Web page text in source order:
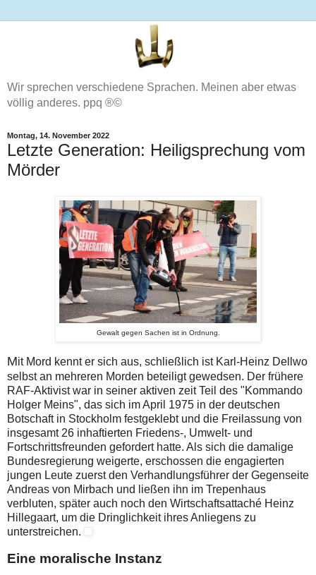
Wir sprechen verschiedene Sprachen. Meinen aber etwas
völlig anderes. ppq ®©
Montag, 14. November 2022
Letzte Generation: Heiligsprechung vom
Mörder
Gewalt gegen Sachen ist in Ordnung.
Mit Mord kennt er sich aus, schließlich ist Karl-Heinz Dellwo
selbst an mehreren Morden beteiligt gewedsen. Der frühere
RAF-Aktivist war in seiner aktiven zeit Teil des "Kommando
Holger Meins", das sich im April 1975 in der deutschen
Botschaft in Stockholm festgeklebt und die Freilassung von
insgesamt 26 inhaftierten Friedens-, Umwelt- und
Fortschrittsfreunden gefordert hatte. Als sich die damalige
Bundesregierung weigerte, erschossen die engagierten
jungen Leute zuerst den Verhandlungsführer der Gegenseite
Andreas von Mirbach und ließen ihn im Trepenhaus
verbluten, später auch noch den Wirtschaftsattaché Heinz
Hillegaart, um die Dringlichkeit ihres Anliegens zu
unterstreichen.
Eine moralische Instanz